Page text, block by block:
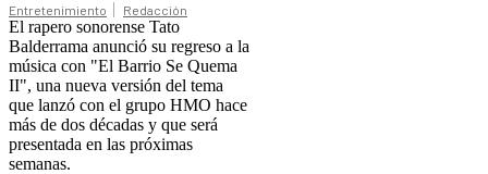
Entretenimiento Redacción
El rapero sonorense Tato
Balderrama anunció su regreso a la
música con "El Barrio Se Quema
II", una nueva versión del tema
que lanzó con el grupo HMO hace
más de dos décadas y que será
presentada en las próximas
semanas.